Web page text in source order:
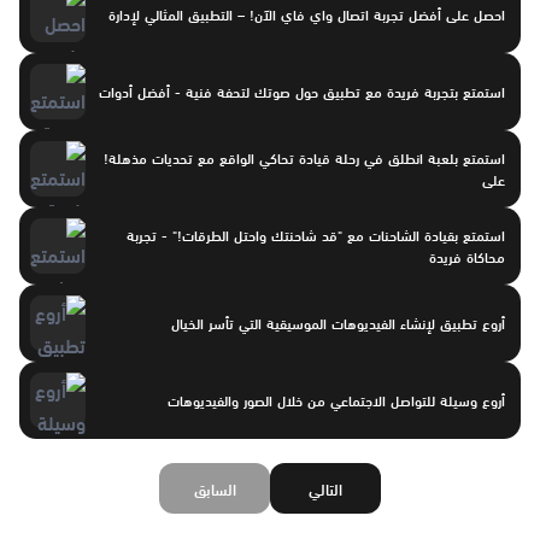
احصل على أفضل تجربة اتصال واي فاي الآن! – التطبيق المثالي لإدارة
استمتع بتجربة فريدة مع تطبيق حول صوتك لتحفة فنية - أفضل أدوات
استمتع بلعبة انطلق في رحلة قيادة تحاكي الواقع مع تحديات مذهلة!
على
استمتع بقيادة الشاحنات مع "قد شاحنتك واحتل الطرقات!" - تجربة
محاكاة فريدة
أروع تطبيق لإنشاء الفيديوهات الموسيقية التي تأسر الخيال
أروع وسيلة للتواصل الاجتماعي من خلال الصور والفيديوهات
السابق التالي